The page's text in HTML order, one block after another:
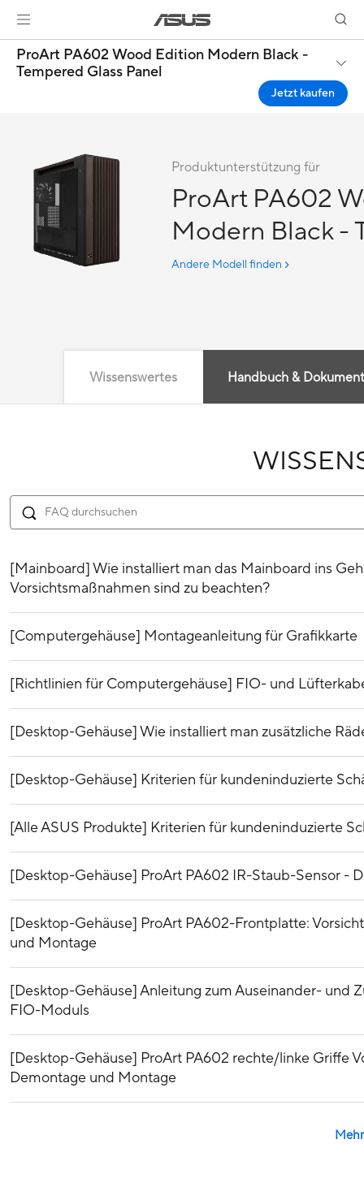
ProArt PA602 Wood Edition Modern Black -
Tempered Glass Panel
Jetzt kaufen
Produktunterstützung für
ProArt PA602
Modern Black -
Glass Panel
Andere Modell finden
Wissenswertes Handbuch & Dokument
[Mainboard] Wie installiert man das Mainboard ins
Vorsichtsmaßnahmen sind zu beachten?
[Computergehäuse] Montageanleitung für Grafikkarte
[Richtlinien für Computergehäuse] FIO- und
[Desktop-Gehäuse] Wie installiert man zusätzliche
[Desktop-Gehäuse] Kriterien für kundeninduzierte
[Alle ASUS Produkte] Kriterien für kundeninduzierte
[Desktop-Gehäuse] ProArt PA602 IR-Staub-Sensor -
[Desktop-Gehäuse] ProArt PA602-Frontplatte:
und Montage
[Desktop-Gehäuse] Anleitung zum Auseinander- und
FIO-Moduls
[Desktop-Gehäuse] ProArt PA602 rechte/linke Griffe
Demontage und Montage